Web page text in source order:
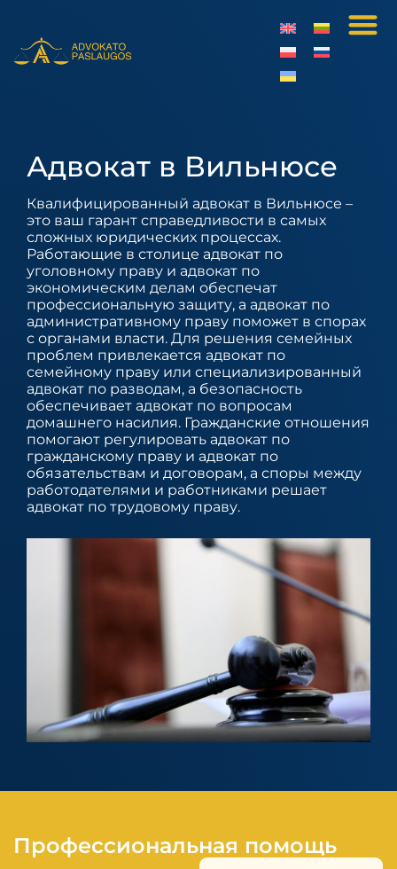
Адвокат в Вильнюсе
Квалифицированный адвокат в Вильнюсе –
это ваш гарант справедливости в самых
сложных юридических процессах.
Работающие в столице адвокат по
уголовному праву и адвокат по
экономическим делам обеспечат
профессиональную защиту, а адвокат по
административному праву поможет в спорах
с органами власти. Для решения семейных
проблем привлекается адвокат по
семейному праву или специализированный
адвокат по разводам, а безопасность
обеспечивает адвокат по вопросам
домашнего насилия. Гражданские отношения
помогают регулировать адвокат по
гражданскому праву и адвокат по
обязательствам и договорам, а споры между
работодателями и работниками решает
адвокат по трудовому праву.
Профессиональная помощь